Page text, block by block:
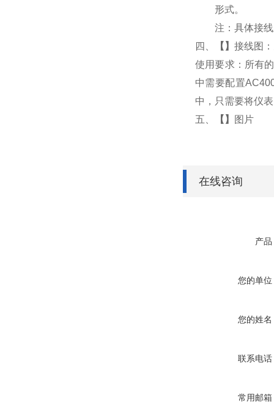
形式。
注：具体接
四、
【 】 接线图
使用要求：所有
中需要配置
中，只需要将仪
五、
【 】 图片
在线咨询
产品
您的单位
您的姓名
联系电话
常用邮箱